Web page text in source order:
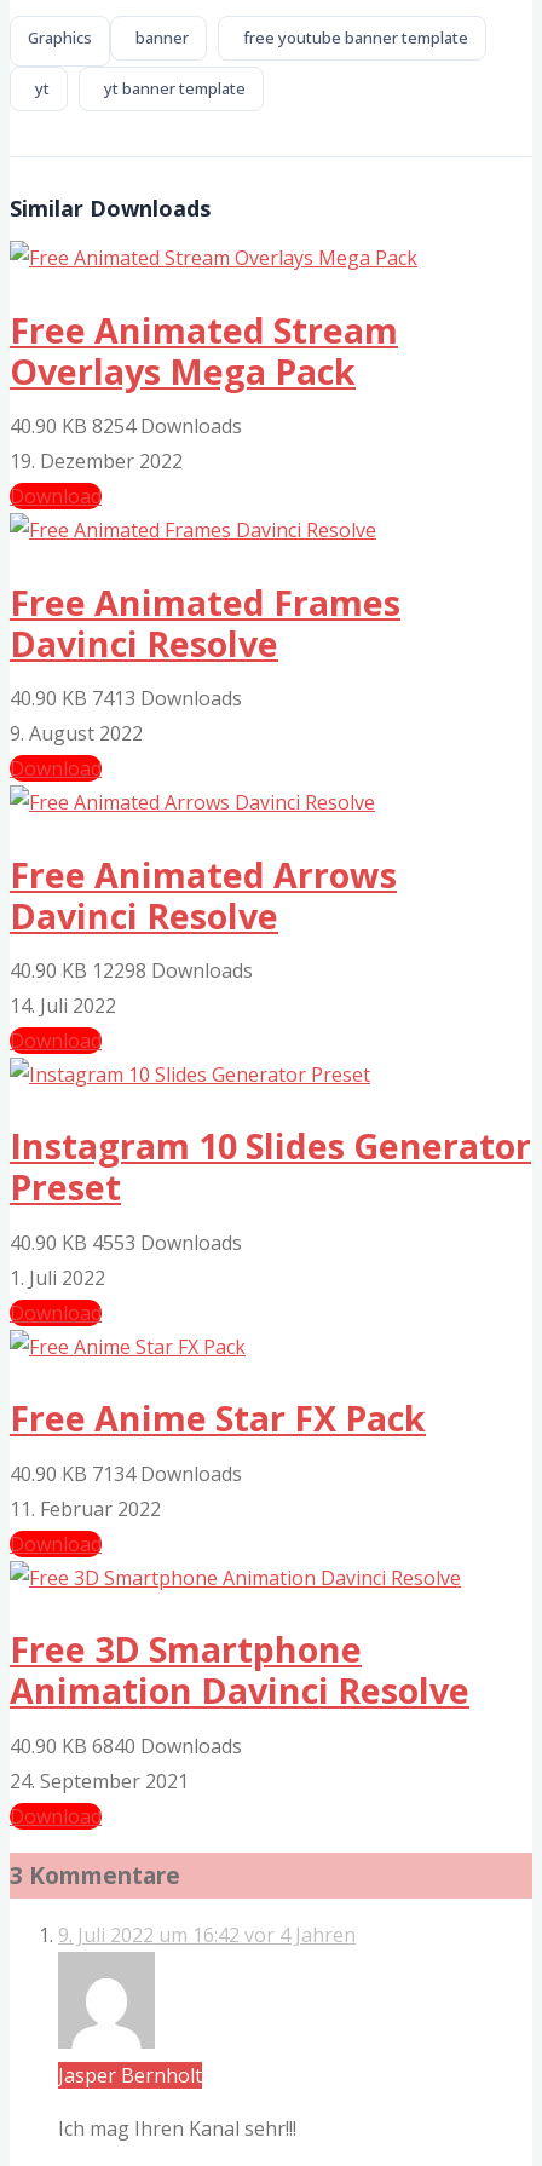
Graphics banner free youtube banner template
yt yt banner template
Similar Downloads
Free Animated Stream
Overlays Mega Pack
40.90 KB 8254 Downloads
19. Dezember 2022
Download
Free Animated Frames
Davinci Resolve
40.90 KB 7413 Downloads
9. August 2022
Download
Free Animated Arrows
Davinci Resolve
40.90 KB 12298 Downloads
14. Juli 2022
Download
Instagram 10 Slides Generator
Preset
40.90 KB 4553 Downloads
1. Juli 2022
Download
Free Anime Star FX Pack
40.90 KB 7134 Downloads
11. Februar 2022
Download
Free 3D Smartphone
Animation Davinci Resolve
40.90 KB 6840 Downloads
24. September 2021
Download
3 Kommentare
9. Juli 2022 um 16:42 vor 4 Jahren
Jasper Bernholt
Ich mag Ihren Kanal sehr!!!